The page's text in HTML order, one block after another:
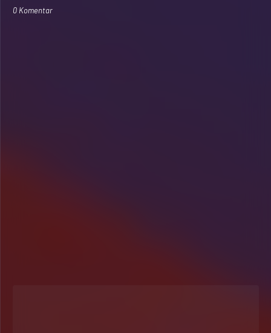
0 Komentar